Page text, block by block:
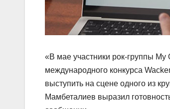
«В мае участники рок-группы
международного конкурса
выступить на сцене одного из
Мамбеталиев выразил